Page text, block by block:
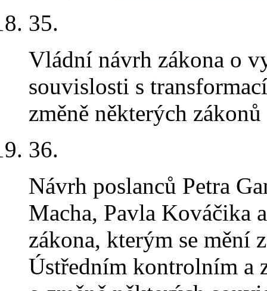
35.
Vládní návrh zákona o
souvislosti s
změně některých zákonů
36.
Návrh poslanců Petra
Macha, Pavla Kováčika
zákona, kterým se mění
Ústředním kontrolním a